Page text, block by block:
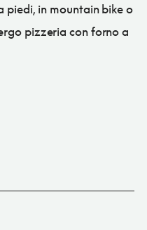
piedi, in mountain bike o
pizzeria con forno a